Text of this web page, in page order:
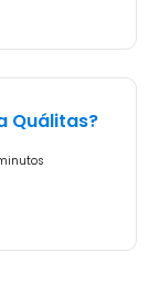
Quálitas?